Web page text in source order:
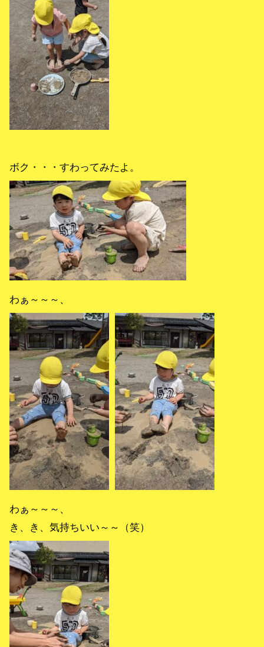
ボク・・・すわってみたよ。
わぁ～～～、
わぁ～～～、
き、き、気持ちいい～～（笑）